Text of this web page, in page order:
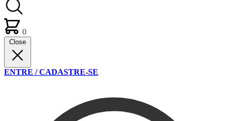
0
Close
ENTRE / CADASTRE-SE